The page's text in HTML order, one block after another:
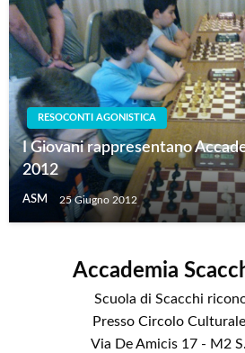
RESOCONTI AGONISTICA
I Giovani rappresentano
2012
ASM 25 Giugno 2012
Accademia
Scuola di Scacchi
Presso Circolo
Via De Amicis 17 - M2